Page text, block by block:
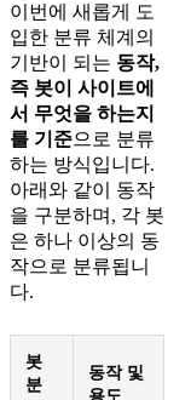
이번에 새롭게 도
입한 분류 체계의
기반이 되는 동작,
즉 봇이 사이트에
서 무엇을 하는지
를 기준으로 분류
하는 방식입니다.
아래와 같이 동작
을 구분하며, 각 봇
은 하나 이상의 동
작으로 분류됩니
다.
봇
분
동작 및
용도